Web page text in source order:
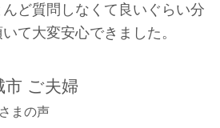
ど質問しなくて良いぐらい分
て大変安心できました。
市 ご夫婦
まの声